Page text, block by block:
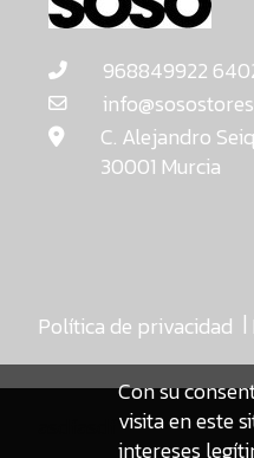
968849922
C. Alejandro
30001 Murcia
Política de privacidad |
Con su
visita en este
intereses